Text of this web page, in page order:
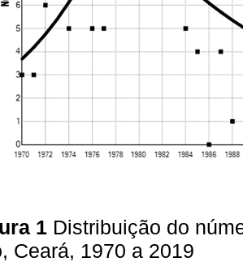
1 Distribuição do
Ceará, 1970 a 2019